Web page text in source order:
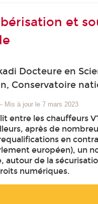
et
Docteure en
Conservatoire
Mis à jour le 7 mars 2023
entre les chauffeurs
après de
en
européen), un
autour de la
numériques.